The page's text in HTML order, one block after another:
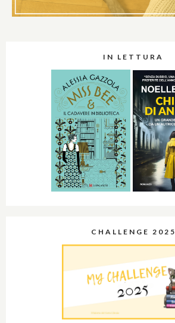
IN LETTURA
CHALLENGE 2025